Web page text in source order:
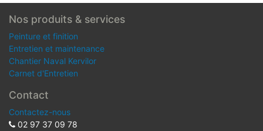
Nos produits & services
Peinture et finition
Entretien et maintenance
Chantier Naval Kervilor
Carnet d'Entretien
Contact
Contactez-nous
02 97 37 09 78